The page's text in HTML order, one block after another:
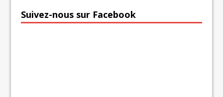
Suivez-nous sur Facebook